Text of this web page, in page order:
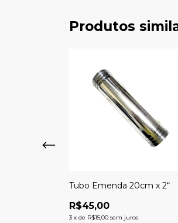
Produtos
Tubo Emenda 20cm x 2“
R$45,00
3 x de R$15,00 sem juros